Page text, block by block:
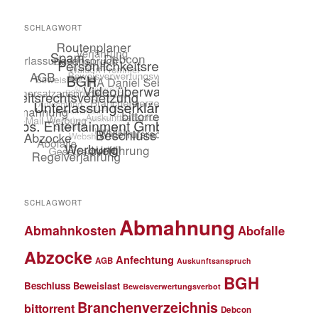
SCHLAGWORT
SCHLAGWORT
Abmahnkosten Abmahnung Abofalle
Abzocke AGB Anfechtung Auskunftsanspruch
Beschluss Beweislast Beweisverwertungsverbot BGH
bittorrent Branchenverzeichnis Debcon